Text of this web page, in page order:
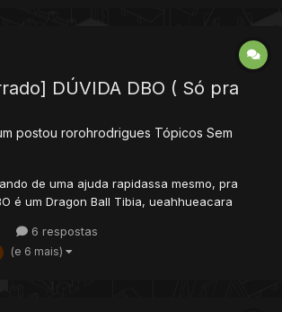
DÚVIDA DBO ( Só pra
postou rorohrodrigues Tópicos Sem
de uma ajuda rapidassa mesmo, pra
é um Dragon Ball Tibia, ueahhueacara
no Bans. dai eu acho que isso é por
com o site. quero que ele fique sem usar
6 respostas
(e 6 mais)